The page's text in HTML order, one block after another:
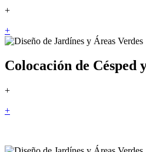
+
+
Colocación de Césped
+
+